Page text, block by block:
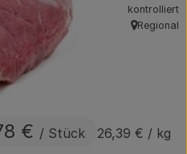
€ / Stück 26,39 € / kg
kontrolliert
, Herkunft:
Regional